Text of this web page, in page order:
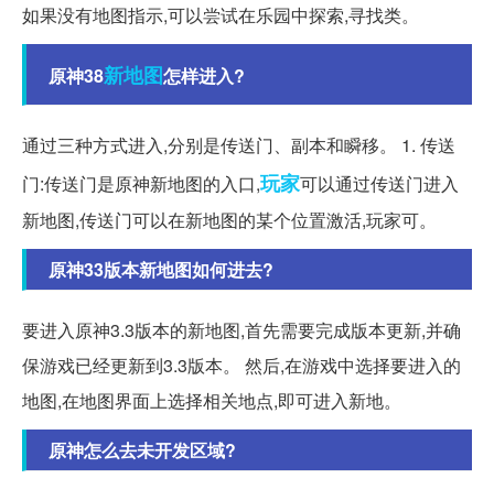
如果没有地图指示,可以尝试在乐园中探索,寻找类。
原神38新地图怎样进入?
通过三种方式进入,分别是传送门、副本和瞬移。 1. 传送
门:传送门是原神新地图的入口,玩家可以通过传送门进入
新地图,传送门可以在新地图的某个位置激活,玩家可。
原神33版本新地图如何进去?
要进入原神3.3版本的新地图,首先需要完成版本更新,并确
保游戏已经更新到3.3版本。 然后,在游戏中选择要进入的
地图,在地图界面上选择相关地点,即可进入新地。
原神怎么去未开发区域?